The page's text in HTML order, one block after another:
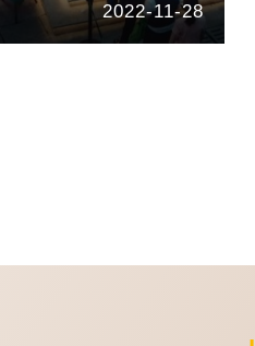
2022-11-28